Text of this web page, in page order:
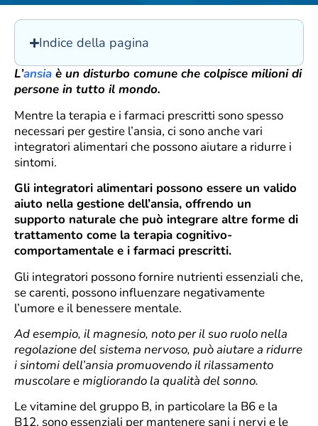
Indice della pagina
L’ansia è un disturbo comune che colpisce milioni di
persone in tutto il mondo.
Mentre la terapia e i farmaci prescritti sono spesso
necessari per gestire l’ansia, ci sono anche vari
integratori alimentari che possono aiutare a ridurre i
sintomi.
Gli integratori alimentari possono essere un valido
aiuto nella gestione dell’ansia, offrendo un
supporto naturale che può integrare altre forme di
trattamento come la terapia cognitivo-
comportamentale e i farmaci prescritti.
Gli integratori possono fornire nutrienti essenziali che,
se carenti, possono influenzare negativamente
l’umore e il benessere mentale.
Ad esempio, il magnesio, noto per il suo ruolo nella
regolazione del sistema nervoso, può aiutare a ridurre
i sintomi dell’ansia promuovendo il rilassamento
muscolare e migliorando la qualità del sonno.
Le vitamine del gruppo B, in particolare la B6 e la
B12, sono essenziali per mantenere sani i nervi e le